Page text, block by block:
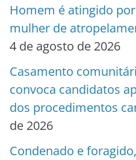
Homem é atingido
mulher de
4 de agosto de 2026
Casamento
convoca candidatos
dos procedimentos
de 2026
Condenado e